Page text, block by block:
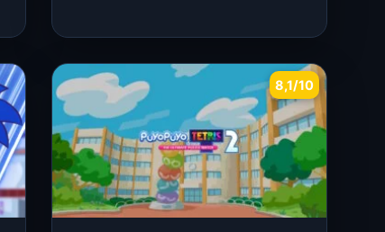
8,1/10